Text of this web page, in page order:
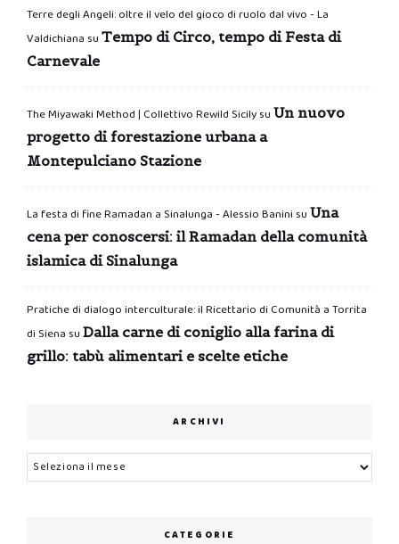
Terre degli Angeli: oltre il velo del gioco di ruolo dal vivo - La
Valdichiana su Tempo di Circo, tempo di Festa di
Carnevale
The Miyawaki Method | Collettivo Rewild Sicilysu Un nuovo
progetto di forestazione urbana a
Montepulciano Stazione
La festa di fine Ramadan a Sinalunga - Alessio Banini su Una
cena per conoscersi: il Ramadan della comunità
islamica di Sinalunga
Pratiche di dialogo interculturale: il Ricettario di Comunità a Torrita
di Siena su Dalla carne di coniglio alla farina di
grillo: tabù alimentari e scelte etiche
ARCHIVI
Archivi
CATEGORIE